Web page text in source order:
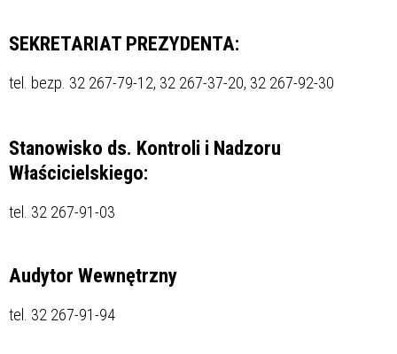
SEKRETARIAT PREZYDENTA:
tel. bezp. 32 267-79-12, 32 267-37-20, 32 267-92-30
Stanowisko ds. Kontroli i Nadzoru
Właścicielskiego:
tel. 32 267-91-03
Audytor Wewnętrzny
tel. 32 267-91-94